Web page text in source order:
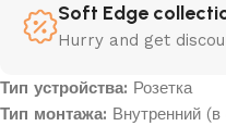
Soft Edge
Hurry and get
Тип устройства: Розетка
Тип монтажа: Внутренний (в